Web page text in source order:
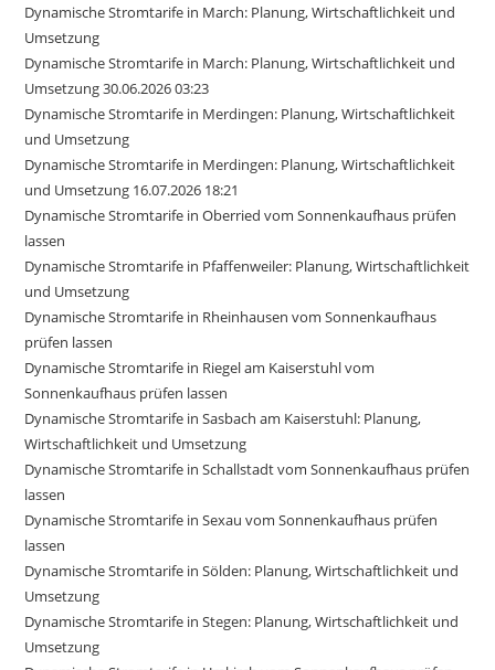
Dynamische Stromtarife in March: Planung, Wirtschaftlichkeit und
Umsetzung
Dynamische Stromtarife in March: Planung, Wirtschaftlichkeit und
Umsetzung 30.06.2026 03:23
Dynamische Stromtarife in Merdingen: Planung, Wirtschaftlichkeit
und Umsetzung
Dynamische Stromtarife in Merdingen: Planung, Wirtschaftlichkeit
und Umsetzung 16.07.2026 18:21
Dynamische Stromtarife in Oberried vom Sonnenkaufhaus prüfen
lassen
Dynamische Stromtarife in Pfaffenweiler: Planung, Wirtschaftlichkeit
und Umsetzung
Dynamische Stromtarife in Rheinhausen vom Sonnenkaufhaus
prüfen lassen
Dynamische Stromtarife in Riegel am Kaiserstuhl vom
Sonnenkaufhaus prüfen lassen
Dynamische Stromtarife in Sasbach am Kaiserstuhl: Planung,
Wirtschaftlichkeit und Umsetzung
Dynamische Stromtarife in Schallstadt vom Sonnenkaufhaus prüfen
lassen
Dynamische Stromtarife in Sexau vom Sonnenkaufhaus prüfen
lassen
Dynamische Stromtarife in Sölden: Planung, Wirtschaftlichkeit und
Umsetzung
Dynamische Stromtarife in Stegen: Planung, Wirtschaftlichkeit und
Umsetzung